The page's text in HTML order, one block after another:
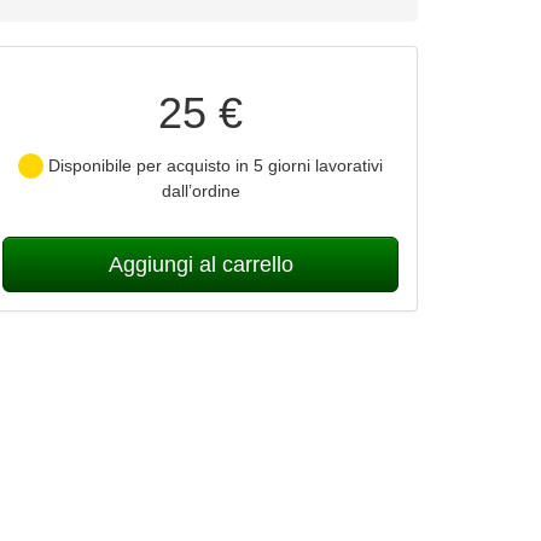
25 €
Disponibile per acquisto in 5 giorni lavorativi
dall’ordine
Aggiungi al carrello